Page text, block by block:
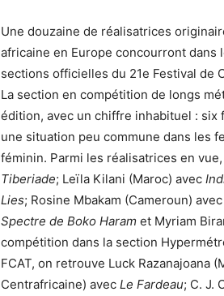
Une douzaine de réalisatrices
africaine en Europe concourront
sections officielles du 21e Festival de
La section en compétition de longs
édition, avec un chiffre inhabituel : six
une situation peu commune dans les
féminin. Parmi les réalisatrices en
Tiberiade; Leïla Kilani (Maroc) avec
Lies; Rosine Mbakam (Cameroun) avec
Spectre de Boko Haram et Myriam
compétition dans la section
FCAT, on retrouve Luck Razanajoana
Centrafricaine) avec Le Fardeau; C. J.